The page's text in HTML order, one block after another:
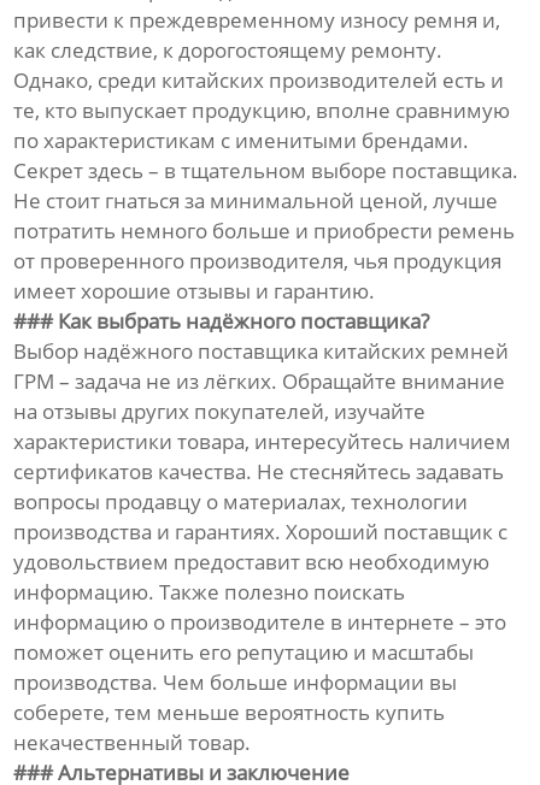
привести к преждевременному износу ремня и,
как следствие, к дорогостоящему ремонту.
Однако, среди китайских производителей есть и
те, кто выпускает продукцию, вполне сравнимую
по характеристикам с именитыми брендами.
Секрет здесь – в тщательном выборе поставщика.
Не стоит гнаться за минимальной ценой, лучше
потратить немного больше и приобрести ремень
от проверенного производителя, чья продукция
имеет хорошие отзывы и гарантию.
### Как выбрать надёжного поставщика?
Выбор надёжного поставщика китайских ремней
ГРМ – задача не из лёгких. Обращайте внимание
на отзывы других покупателей, изучайте
характеристики товара, интересуйтесь наличием
сертификатов качества. Не стесняйтесь задавать
вопросы продавцу о материалах, технологии
производства и гарантиях. Хороший поставщик с
удовольствием предоставит всю необходимую
информацию. Также полезно поискать
информацию о производителе в интернете – это
поможет оценить его репутацию и масштабы
производства. Чем больше информации вы
соберете, тем меньше вероятность купить
некачественный товар.
### Альтернативы и заключение